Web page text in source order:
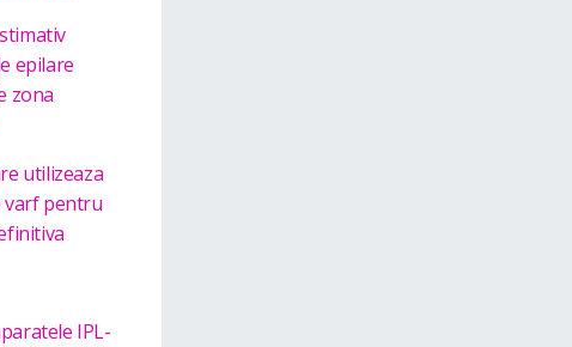
epilare
zona
utilizeaza
varf pentru
IPL-